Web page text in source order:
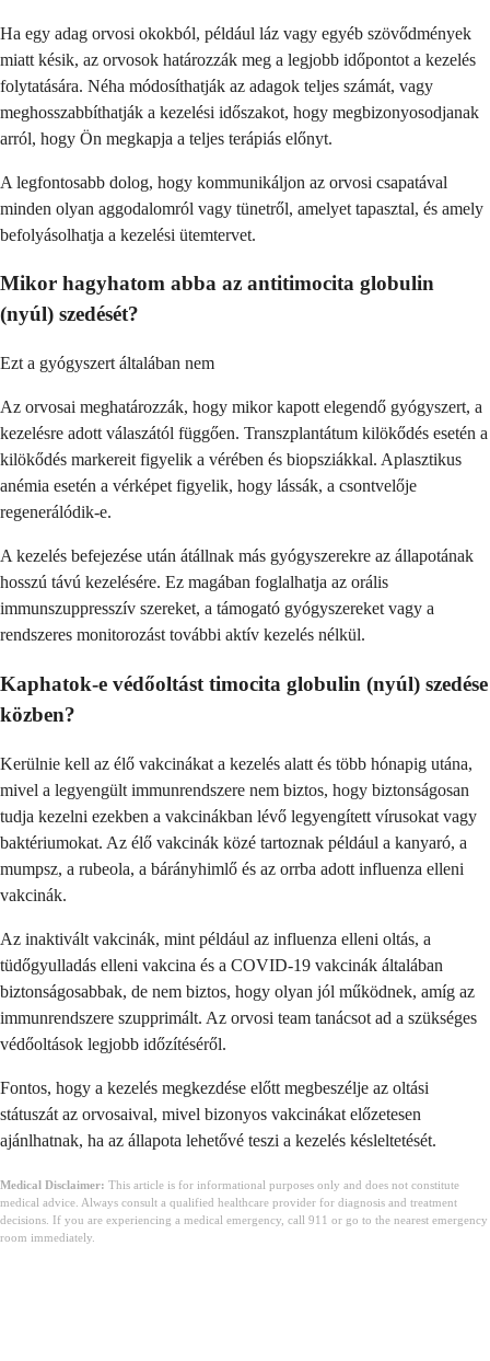
Ha egy adag orvosi okokból, például láz vagy egyéb szövődmények
miatt késik, az orvosok határozzák meg a legjobb időpontot a kezelés
folytatására. Néha módosíthatják az adagok teljes számát, vagy
meghosszabbíthatják a kezelési időszakot, hogy megbizonyosodjanak
arról, hogy Ön megkapja a teljes terápiás előnyt.
A legfontosabb dolog, hogy kommunikáljon az orvosi csapatával
minden olyan aggodalomról vagy tünetről, amelyet tapasztal, és amely
befolyásolhatja a kezelési ütemtervet.
Mikor hagyhatom abba az antitimocita globulin
(nyúl) szedését?
Ezt a gyógyszert általában nem
Az orvosai meghatározzák, hogy mikor kapott elegendő gyógyszert, a
kezelésre adott válaszától függően. Transzplantátum kilökődés esetén a
kilökődés markereit figyelik a vérében és biopsziákkal. Aplasztikus
anémia esetén a vérképet figyelik, hogy lássák, a csontvelője
regenerálódik-e.
A kezelés befejezése után átállnak más gyógyszerekre az állapotának
hosszú távú kezelésére. Ez magában foglalhatja az orális
immunszuppresszív szereket, a támogató gyógyszereket vagy a
rendszeres monitorozást további aktív kezelés nélkül.
Kaphatok-e védőoltást timocita globulin (nyúl) szedése
közben?
Kerülnie kell az élő vakcinákat a kezelés alatt és több hónapig utána,
mivel a legyengült immunrendszere nem biztos, hogy biztonságosan
tudja kezelni ezekben a vakcinákban lévő legyengített vírusokat vagy
baktériumokat. Az élő vakcinák közé tartoznak például a kanyaró, a
mumpsz, a rubeola, a bárányhimlő és az orrba adott influenza elleni
vakcinák.
Az inaktivált vakcinák, mint például az influenza elleni oltás, a
tüdőgyulladás elleni vakcina és a COVID-19 vakcinák általában
biztonságosabbak, de nem biztos, hogy olyan jól működnek, amíg az
immunrendszere szupprimált. Az orvosi team tanácsot ad a szükséges
védőoltások legjobb időzítéséről.
Fontos, hogy a kezelés megkezdése előtt megbeszélje az oltási
státuszát az orvosaival, mivel bizonyos vakcinákat előzetesen
ajánlhatnak, ha az állapota lehetővé teszi a kezelés késleltetését.
Medical Disclaimer: This article is for informational purposes only and does not constitute
medical advice. Always consult a qualified healthcare provider for diagnosis and treatment
decisions. If you are experiencing a medical emergency, call 911 or go to the nearest emergency
room immediately.